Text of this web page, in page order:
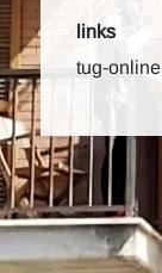
links
tug-online